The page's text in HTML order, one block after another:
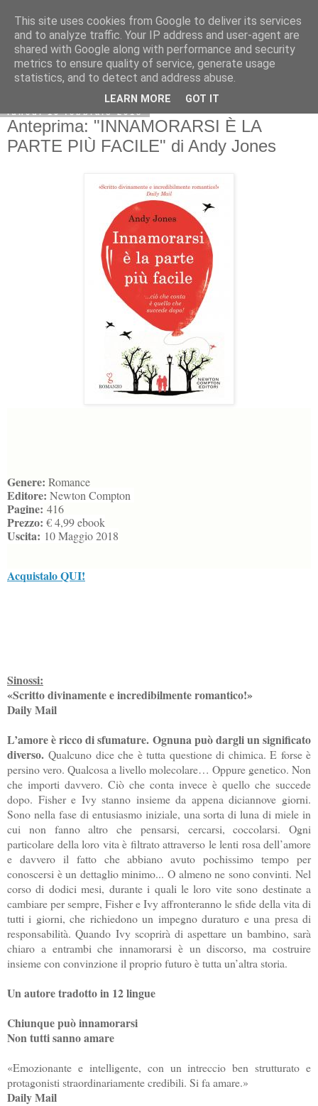
lunedì 19 febbraio 2018
Anteprima: "INNAMORARSI È LA
PARTE PIÙ FACILE" di Andy Jones
Genere: Romance
Editore: Newton Compton
Pagine: 416
Prezzo: € 4,99 ebook
Uscita: 10 Maggio 2018
Acquistalo QUI!
Sinossi:
«Scritto divinamente e incredibilmente romantico!»
Daily Mail
L’amore è ricco di sfumature. Ognuna può dargli un significato
diverso.Qualcuno dice che è tutta questione di chimica. E forse è
persino vero. Qualcosa a livello molecolare… Oppure genetico. Non
che importi davvero. Ciò che conta invece è quello che succede
dopo. Fisher e Ivy stanno insieme da appena diciannove giorni.
Sono nella fase di entusiasmo iniziale, una sorta di luna di miele in
cui non fanno altro che pensarsi, cercarsi, coccolarsi. Ogni
particolare della loro vita è filtrato attraverso le lenti rosa dell’amore
e davvero il fatto che abbiano avuto pochissimo tempo per
conoscersi è un dettaglio minimo... O almeno ne sono convinti. Nel
corso di dodici mesi, durante i quali le loro vite sono destinate a
cambiare per sempre, Fisher e Ivy affronteranno le sfide della vita di
tutti i giorni, che richiedono un impegno duraturo e una presa di
responsabilità. Quando Ivy scoprirà di aspettare un bambino, sarà
chiaro a entrambi che innamorarsi è un discorso, ma costruire
insieme con convinzione il proprio futuro è tutta un’altra storia.
Un autore tradotto in 12 lingue
Chiunque può innamorarsi
Non tutti sanno amare
«Emozionante e intelligente, con un intreccio ben strutturato e
protagonisti straordinariamente credibili. Si fa amare.»
Daily Mail
This site uses cookies from Google to deliver its services
and to analyze traffic. Your IP address and user-agent are
shared with Google along with performance and security
metrics to ensure quality of service, generate usage
statistics, and to detect and address abuse.
LEARN MORE GOT IT